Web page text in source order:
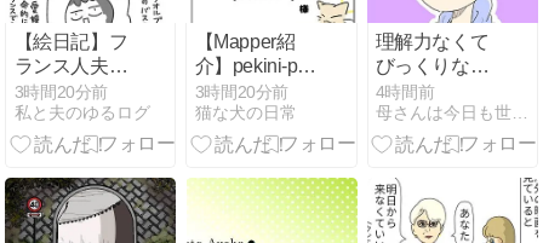
【絵日記】フ
ランス人夫が
「日本人と結
婚してよかっ
た」と感動し
「伊織」の話
3時間20分前
私と夫のゆるログ
【Mapper紹
介】pekini-pei
様
3時間20分前
猫な犬の日常
理解力なくて
びっくりなん
だけど頑張る
4時間前
母さんは今日も世話をやく